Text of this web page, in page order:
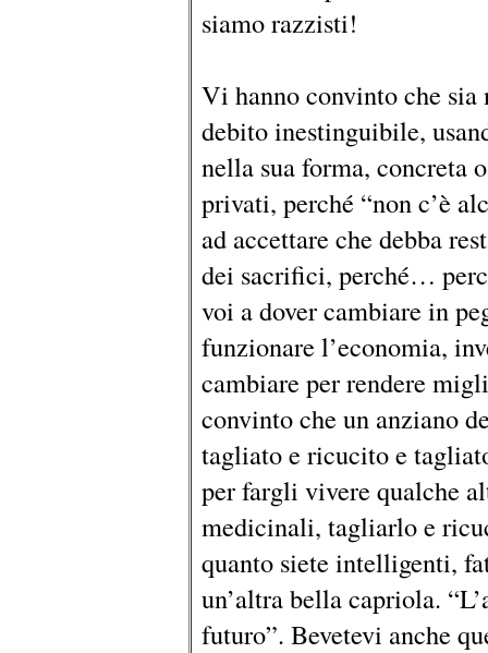
siamo razzisti!
Vi hanno convinto che
debito inestinguibile,
nella sua forma, concreta
privati, perché “non c’è
ad accettare che debba
dei sacrifici, perché…
voi a dover cambiare in
funzionare l’economia,
cambiare per rendere
convinto che un anziano
tagliato e ricucito e
per fargli vivere qualche
medicinali, tagliarlo e
quanto siete intelligenti,
un’altra bella capriola.
futuro”. Bevetevi anche